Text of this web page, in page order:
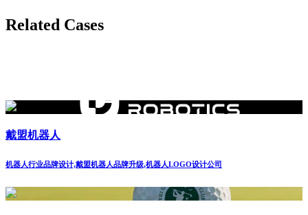
Related Cases
戴盟机器人
机器人行业品牌设计,戴盟机器人品牌升级,机器人LOGO设计公司